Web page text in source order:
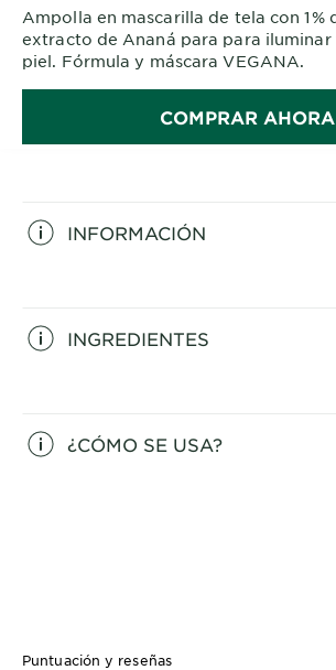
Ampolla en mascarilla de tela con 1%
extracto de Ananá para para
piel. Fórmula y máscara VEGANA.
COMPRAR AHORA
INFORMACIÓN
INGREDIENTES
¿CÓMO SE USA?
Puntuación y reseñas